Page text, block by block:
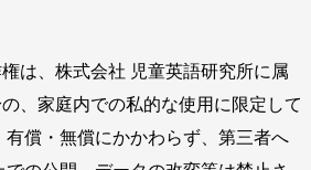
は、株式会社 児童英語研究所に属
、家庭内での私的な使用に限定して
有償・無償にかかわらず、第三者へ